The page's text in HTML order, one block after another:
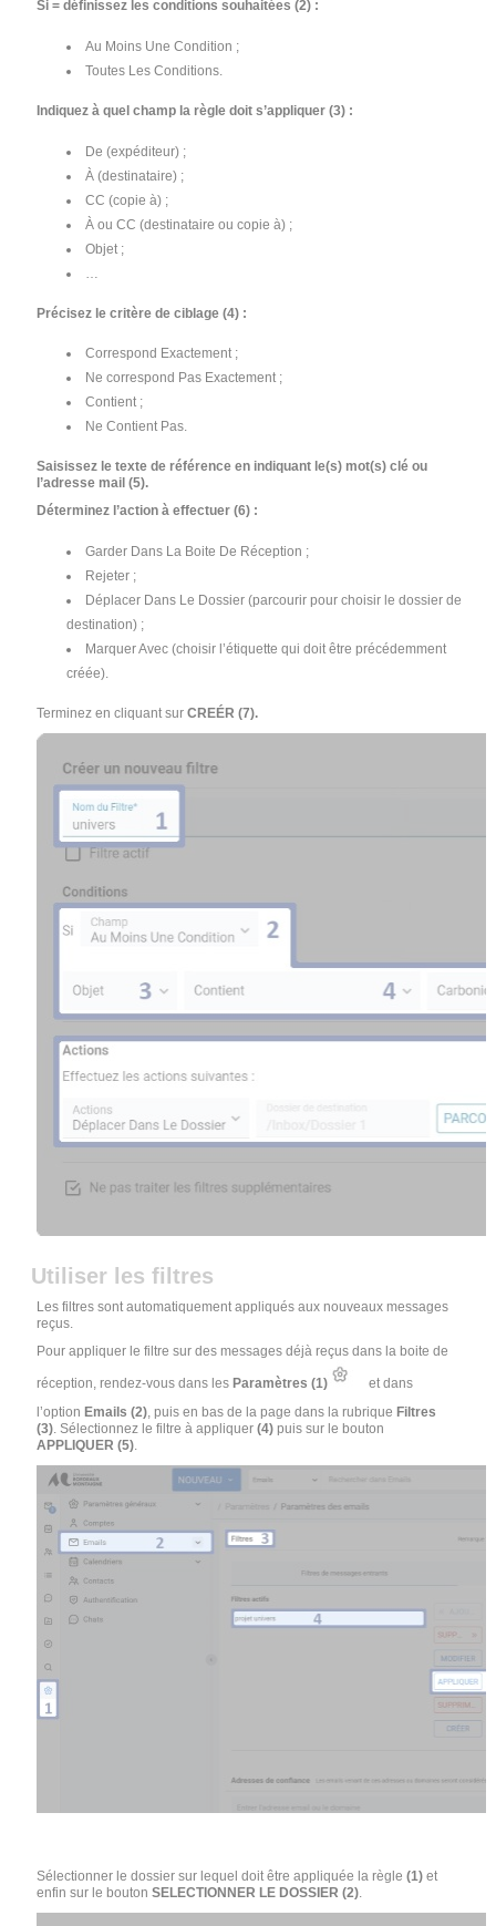
Si = définissez les conditions souhaitées (2) :
Au Moins Une Condition ;
Toutes Les Conditions.
Indiquez à quel champ la règle doit s’appliquer (3) :
De (expéditeur) ;
À (destinataire) ;
CC (copie à) ;
À ou CC (destinataire ou copie à) ;
Objet ;
…
Précisez le critère de ciblage (4) :
Correspond Exactement ;
Ne correspond Pas Exactement ;
Contient ;
Ne Contient Pas.
Saisissez le texte de référence en indiquant le(s) mot(s) clé ou
l’adresse mail (5).
Déterminez l’action à effectuer (6) :
Garder Dans La Boite De Réception ;
Rejeter ;
Déplacer Dans Le Dossier (parcourir pour choisir le dossier de
destination) ;
Marquer Avec (choisir l’étiquette qui doit être précédemment
créée).
Terminez en cliquant surCREÉR (7).
Utiliser les filtres
Les filtres sont automatiquement appliqués aux nouveaux messages
reçus.
Pour appliquer le filtre sur des messages déjà reçus dans la boite de
réception, rendez-vous dans les Paramètres (1)
et dans
l’option Emails (2), puis en bas de la page dans la rubrique Filtres
(3). Sélectionnez le filtre à appliquer(4) puis sur le bouton
APPLIQUER (5).
Sélectionner le dossier sur lequel doit être appliquée la règle (1)et
enfin sur le boutonSELECTIONNER LE DOSSIER (2).